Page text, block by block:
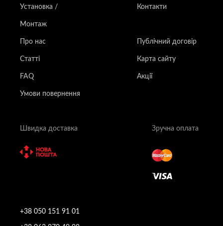
+38 050 151 91 01
Установка /
Монтаж
Контакти
Про нас Публічний договір
Статті Карта сайту
FAQ Акції
Умови повернення
Швидка доставка Зручна оплата